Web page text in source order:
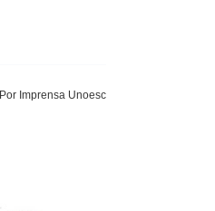
Por Imprensa Unoesc